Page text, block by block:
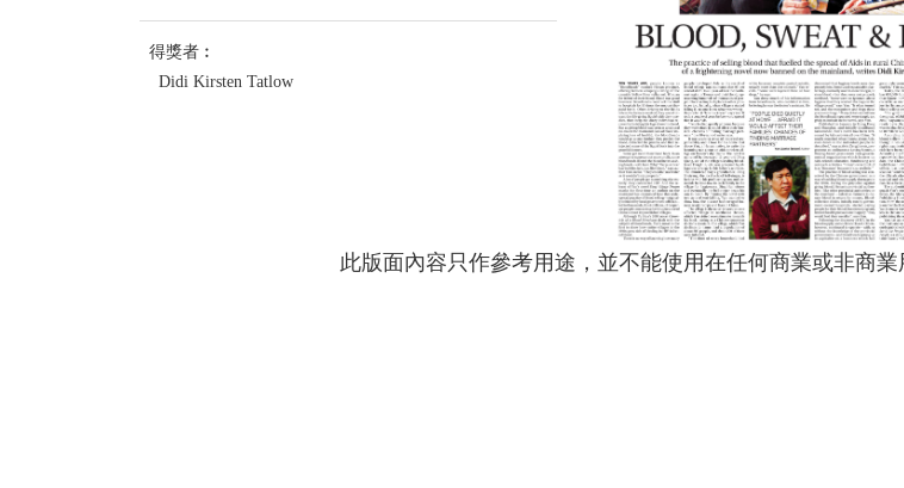
得獎者︰
Didi Kirsten Tatlow
此版面內容只作參考用途，並不能使用在任何商業或非商